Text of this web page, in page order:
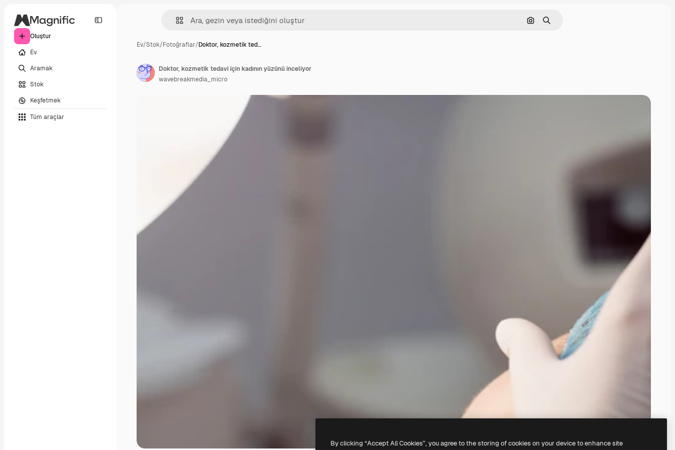
Oluştur
Ev
Aramak
Stok
Keşfetmek
Tüm araçlar
Görüntüyle ara
Aramak
Ev/Stok/Fotoğraflar/Doktor, kozmetik ted…
Doktor, kozmetik tedavi için kadının yüzünü inceliyor
wavebreakmedia_micro
By clicking “Accept All Cookies”, you agree to the storing of cookies on your device to enhance site